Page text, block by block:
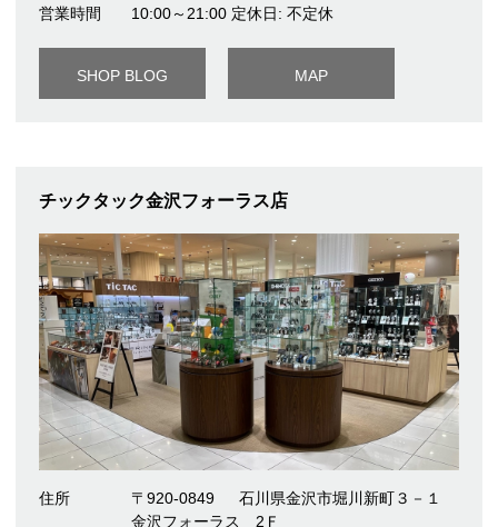
営業時間 10:00～21:00 定休日: 不定休
SHOP BLOG MAP
チックタック金沢フォーラス店
住所 〒920-0849
石川県金沢市堀川新町３－１
金沢フォーラス 2Ｆ